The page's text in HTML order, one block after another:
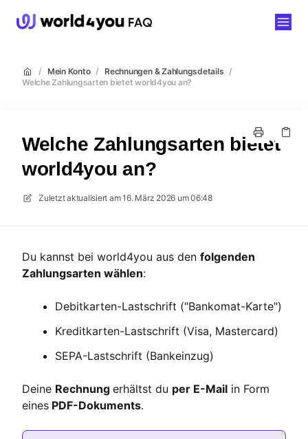
/ Mein Konto / Rechnungen & Zahlungsdetails /
Welche Zahlungsarten bietet world4you an?
Welche Zahlungsarten bietet
world4you an?
Zuletzt aktualisiert am16. März 2026 um 06:48
Du kannst bei world4you aus den folgenden
Zahlungsarten wählen:
Debitkarten-Lastschrift ("Bankomat-Karte")
Kreditkarten-Lastschrift (Visa, Mastercard)
SEPA-Lastschrift (Bankeinzug)
Deine Rechnung erhältst du per E-Mail in Form
eines PDF-Dokuments.